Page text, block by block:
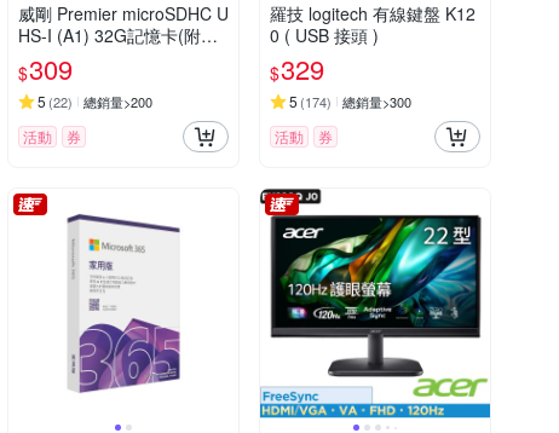
威剛 Premier microSDHC U
HS-I (A1) 32G記憶卡(附轉
卡)
$309
5 (22) 總銷量>200
活動 券
羅技 logitech 有線鍵盤 K12
0 ( USB 接頭 )
$329
5 (174) 總銷量>300
活動 券